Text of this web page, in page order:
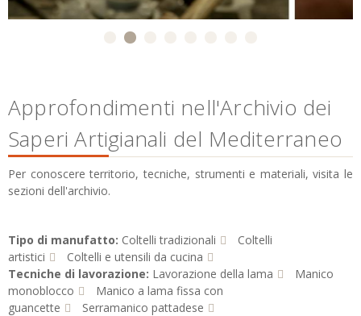
Approfondimenti nell'Archivio dei
Saperi Artigianali del Mediterraneo
Per conoscere territorio, tecniche, strumenti e materiali, visita le
sezioni dell'archivio.
Tipo di manufatto: Coltelli tradizionali
Coltelli
artistici
Coltelli e utensili da cucina
Tecniche di lavorazione: Lavorazione della lama
Manico
monoblocco
Manico a lama fissa con
guancette
Serramanico pattadese